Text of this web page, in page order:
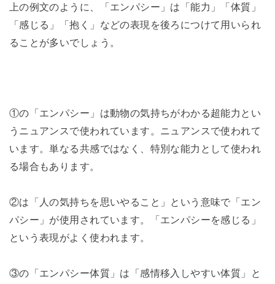
上の例文のように、「エンパシー」は「能力」「体質」
「感じる」「抱く」などの表現を後ろにつけて用いられ
ることが多いでしょう。
①の「エンパシー」は動物の気持ちがわかる超能力とい
うニュアンスで使われています。ニュアンスで使われて
います。単なる共感ではなく、特別な能力として使われ
る場合もあります。
②は「人の気持ちを思いやること」という意味で「エン
パシー」が使用されています。「エンパシーを感じる」
という表現がよく使われます。
③の「エンパシー体質」は「感情移入しやすい体質」と